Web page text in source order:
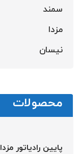
سمند
مزدا
نیسان
محصولات
پایین رادیاتور مزدا 2000